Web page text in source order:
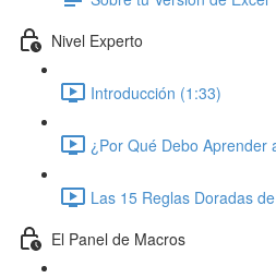
Nivel Experto
Introducción (1:33)
¿Por Qué Debo Aprender
Las 15 Reglas Doradas
El Panel de Macros